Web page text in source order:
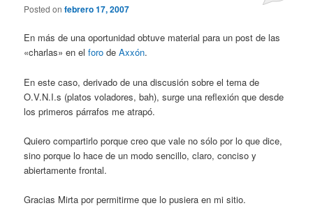
Posted onfebrero 17, 2007
En más de una oportunidad obtuve material para un post de las
«charlas» en elforo deAxxón.
En este caso, derivado de una discusión sobre el tema de
O.V.N.I.s (platos voladores, bah), surge una reflexión que desde
los primeros párrafos me atrapó.
Quiero compartirlo porque creo que vale no sólo por lo que dice,
sino porque lo hace de un modo sencillo, claro, conciso y
abiertamente frontal.
Gracias Mirta por permitirme que lo pusiera en mi sitio.